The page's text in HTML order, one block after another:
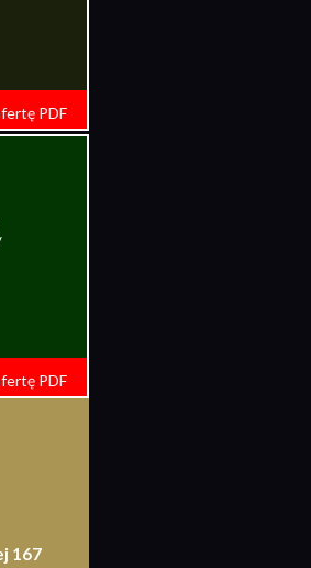
PDF
PDF
167